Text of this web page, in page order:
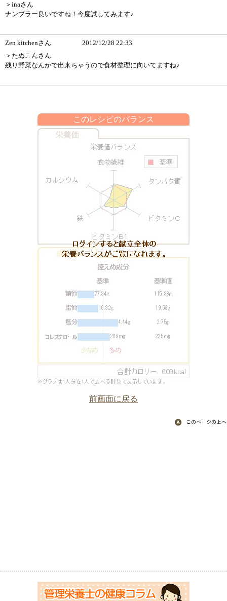
＞inaさん
ナンプラー良いですね！今度試してみます♪
Zen kitchenさん
2012/12/28 22:33
＞たぬこんさん
残り野菜なんかで出来ちゃうので食材整理に向いてますね♪
このレシピのバランス
前画面に戻る